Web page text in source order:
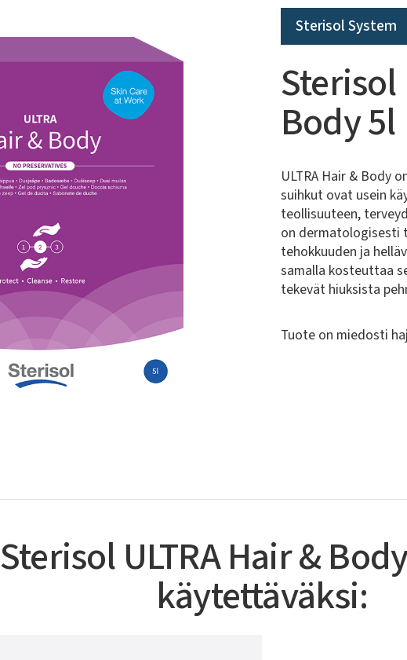
Sterisol System
Sterisol
Body 5l
ULTRA Hair & Body
suihkut ovat usein
teollisuuteen,
on dermatologisesti
tehokkuuden ja
samalla kosteuttaa
tekevät hiuksista
Tuote on miedosti
Sterisol ULTRA Hair &
käytettäväksi: